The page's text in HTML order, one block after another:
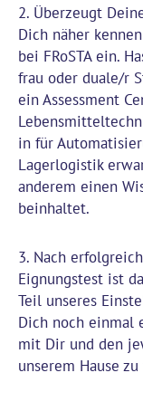
Einkauf.
erfährst, wie
Produktion
Waren
wird und wie
Bestände
kontrolliert
werden,
Engpässe zu
Abteilung
Du die
unserer
Rohstoffe
nimmst
Verkostungen
teil
unterstützt
der Entwicklung
Produkte. In
Abteilung
reparierst
Du mit
technischen
2. Überzeugt
Dich näher
bei FRoSTA ein.
frau oder duale/r
ein Assessment
in für
Lagerlogistik
anderem einen
beinhaltet.
3. Nach
Eignungstest ist
Teil unseres
Dich noch einmal
mit Dir und den
unserem Hause